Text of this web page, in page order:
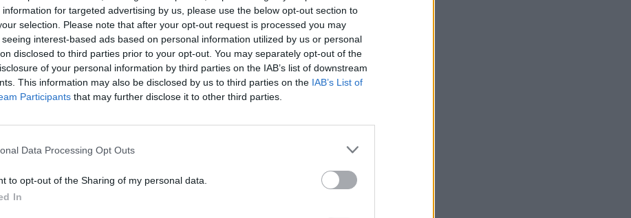
information for targeted advertising by us, please use the below opt-out section to
selection. Please note that after your opt-out request is processed you may
interest-based ads based on personal information utilized by us or personal
disclosed to third parties prior to your opt-out. You may separately opt-out of the
of your personal information by third parties on the IAB’s list of downstream
This information may also be disclosed by us to third parties on the IAB’s List of
Participants that may further disclose it to other third parties.
Data Processing Opt Outs
to opt-out of the Sharing of my personal data.
In